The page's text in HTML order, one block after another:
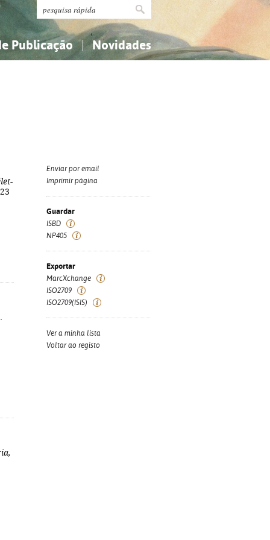
Publicação Novidades
Enviar por email
Imprimir página
Guardar
ISBD
NP405
Exportar
MarcXchange
ISO2709
ISO2709(ISIS)
Ver a minha lista
Voltar ao registo